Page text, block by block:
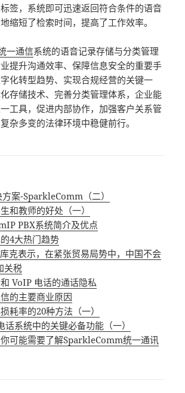
签，系统即可迅速返回符合条件的语音
缩短了检索时间，提高了工作效率。
一通信系统的语音记录存储与分类管理
提升沟通效率、保障信息安全的重要手
化转型趋势、实现合规经营的关键一
存储技术、完善分类管理体系，企业能
工具，促进内部协作，加强客户关系管
杂多变的法律环境中稳健前行。
案-SparkleComm（二）
和教师的好处（一）
PBX系统简介及优点
4大热门趋势
克表示，在紧张贸易局势中，中国不会
关税
VoIP 电话的通话隐私
的主要商业原因
耗率的20种方法（一）
话系统中的关键必备功能（一）
可能需要了解SparkleComm统一通讯